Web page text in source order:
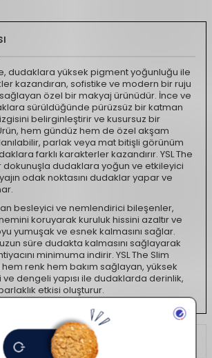
dudaklara yüksek pigment yoğunluğu ile
kazandıran, sofistike ve modern bir ruju
özel bir makyaj ürünüdür. İnce ve
sürüldüğünde pürüzsüz bir katman
belirginleştirir ve kusursuz bir
hem gündüz hem de özel akşam
parlak veya mat bitişli görünüm
farklı karakterler kazandırır. YSL The
dokunuşla dudaklara yoğun ve etkileyici
odak noktasını dudaklar yapar ve
besleyici ve nemlendirici bileşenler,
koruyarak kuruluk hissini azaltır ve
yumuşak ve esnek kalmasını sağlar.
uzun süre dudakta kalmasını sağlayarak
minimuma indirir. YSL The Slim
renk hem bakım sağlayan, yüksek
dengeli yapısı ile dudaklarda derinlik,
etkisi oluşturur.